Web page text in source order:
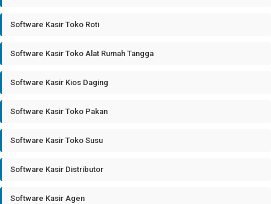
Software Kasir Toko Roti
Software Kasir Toko Alat Rumah Tangga
Software Kasir Kios Daging
Software Kasir Toko Pakan
Software Kasir Toko Susu
Software Kasir Distributor
Software Kasir Agen